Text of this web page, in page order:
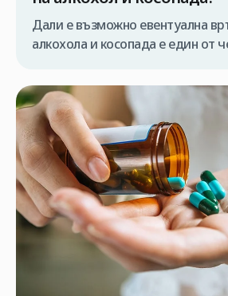
Дали е възможно евентуална
алкохола и косопада е един от
интересуват от цените за
Турция. Всички знаем, че
употребява много често. В
забавление било с приятели или
Консумацията на алкохол се
проблем, […]